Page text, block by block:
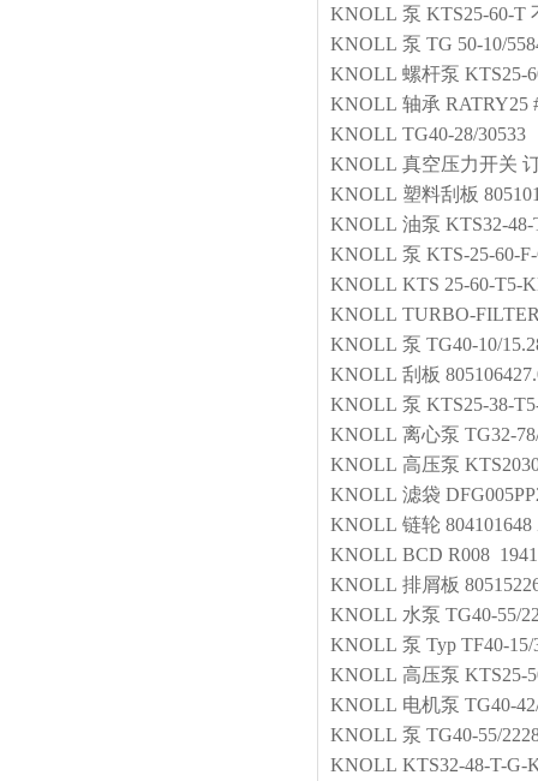
KNOLL 泵 KTS25-60-T
KNOLL 泵 TG 50-10/
KNOLL 螺杆泵 KTS25-
KNOLL 轴承 RATRY25
KNOLL TG40-28/30533
KNOLL 真空压力开关
KNOLL 塑料刮板
KNOLL 油泵 KTS32-
KNOLL 泵 KTS-25-60-
KNOLL KTS 25-60-T5-
KNOLL TURBO-
KNOLL 泵 TG40-10/
KNOLL 刮板
KNOLL 泵 KTS25-38-
KNOLL 离心泵 TG32-
KNOLL 高压泵
KNOLL 滤袋
KNOLL 链轮
KNOLL BCD R008
KNOLL 排屑板
KNOLL 水泵 TG40-55/
KNOLL 泵 Typ TF40-15/
KNOLL 高压泵 KTS25-
KNOLL 电机泵 TG40-
KNOLL 泵 TG40-55/
KNOLL KTS32-48-T-G-